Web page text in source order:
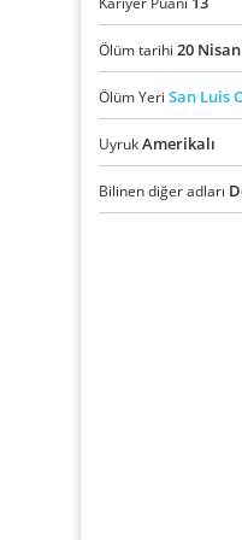
Ölüm tarihi 20 Nisan
Ölüm Yeri San Luis
UyrukAmerikalı
Bilinen diğer adları